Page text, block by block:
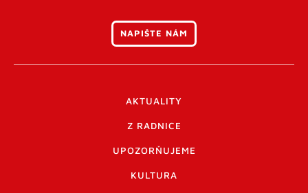
NAPIŠTE NÁM
AKTUALITY
Z RADNICE
UPOZORŇUJEME
KULTURA